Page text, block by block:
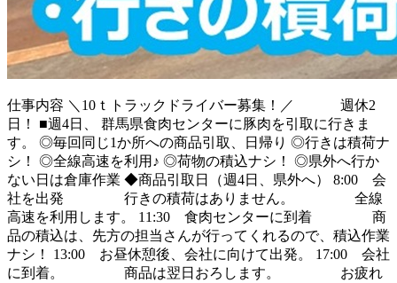
仕事内容 ＼10ｔトラックドライバー募集！／ 週休2
日！ ■週4日、 群馬県食肉センターに豚肉を引取に行きま
す。 ◎毎回同じ1か所への商品引取、日帰り ◎行きは積荷ナ
シ！ ◎全線高速を利用♪ ◎荷物の積込ナシ！ ◎県外へ行か
ない日は倉庫作業 ◆商品引取日（週4日、県外へ） 8:00 会
社を出発 行きの積荷はありません。 全線
高速を利用します。 11:30 食肉センターに到着 商
品の積込は、先方の担当さんが行ってくれるので、積込作業
ナシ！ 13:00 お昼休憩後、会社に向けて出発。 17:00 会社
に到着。 商品は翌日おろします。 お疲れ